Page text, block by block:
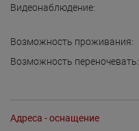
Видеонаблюдение:
Возможность проживания:
Возможность переночевать:
Адреса - оснащение